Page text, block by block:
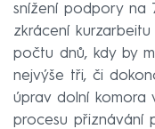
snížení podpory na
zkrácení
počtu dnů, kdy by
nejvýše tři, či
úprav dolní komora
procesu přiznávání